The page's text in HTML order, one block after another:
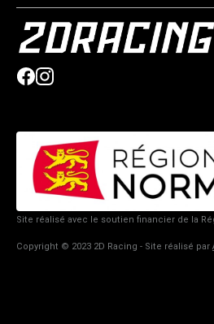
Site réalisé avec le soutien financier de la
Copyright © 2023 2D Racing - Site réalisé par